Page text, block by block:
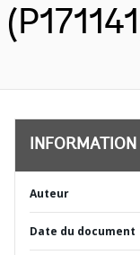
INFORMATION
Auteur
Date du document